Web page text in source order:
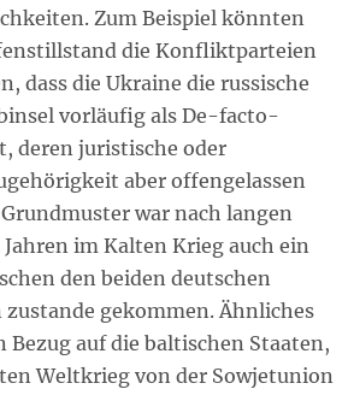
Zum Beispiel könnten
die Konfliktparteien
dass die Ukraine die russische
vorläufig als De-facto-
deren juristische oder
aber offengelassen
war nach langen
im Kalten Krieg auch ein
den beiden deutschen
gekommen. Ähnliches
Bezug auf die baltischen Staaten,
Weltkrieg von der Sowjetunion